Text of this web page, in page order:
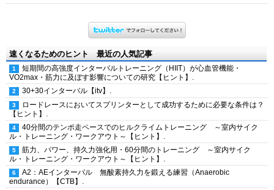
速くなるためのヒント 最近の人気記事
短期間の高強度インターバルトレーニング（HIIT）が心血管機能・
VO2max・筋力に及ぼす影響についての研究【ヒント】.
30+30インターバル【itv】.
ロードレースにおいてスプリンターとして成功するために必要な条件は？
【ヒント】.
40分間のテンポ走ペースでのヒルクライムトレーニング ～室内サイク
ル・トレーニング・ワークアウト～【ヒント】.
筋力、パワー、持久力強化用・60分間のトレーニング ～室内サイク
ル・トレーニング・ワークアウト～【ヒント】.
A2：AEインターバル 無酸素持久力を鍛える練習（Anaerobic
endurance）【CTB】.